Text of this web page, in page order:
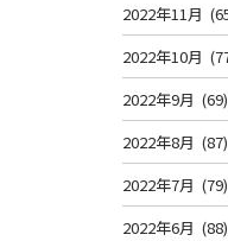
2022年11月
2022年10月
2022年9月 (69)
2022年8月 (87)
2022年7月 (79)
2022年6月 (88)